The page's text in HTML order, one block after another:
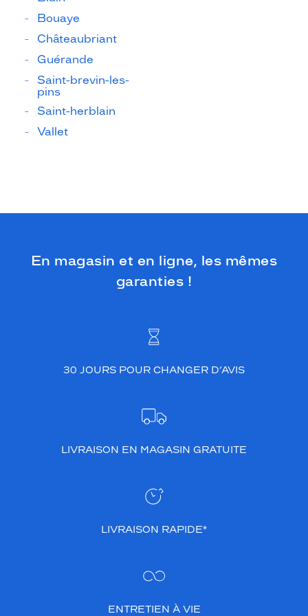
Bouaye
Châteaubriant
Guérande
Saint-brevin-les-
pins
Saint-herblain
Vallet
En magasin et en ligne, les mêmes
garanties !
30 JOURS POUR CHANGER D’AVIS
LIVRAISON EN MAGASIN GRATUITE
LIVRAISON RAPIDE*
ENTRETIEN À VIE